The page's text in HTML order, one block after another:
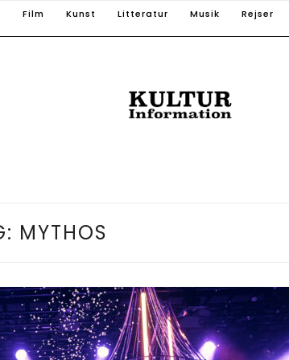
Film Kunst Litteratur Musik Rejser
MYTHOS